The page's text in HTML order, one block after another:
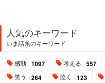
人気のキーワード
いま話題のキーワード
感動 1097 考える 557
笑う 264 泣く 123